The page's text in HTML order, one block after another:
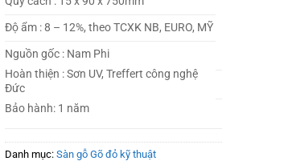
Độ ẩm : 8 – 12%, theo TCXK NB, EURO, MỸ
Nguồn gốc : Nam Phi
Hoàn thiện : Sơn UV, Treffert công nghệ
Đức
Bảo hành: 1 năm
Danh mục: Sàn gỗ Gõ đỏ kỹ thuật